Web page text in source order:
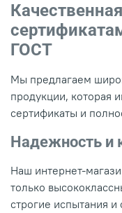
ГОСТ
Мы предлагаем
продукции, которая
сертификаты и
Надежность и
Наш интернет-
только
строгие испытания